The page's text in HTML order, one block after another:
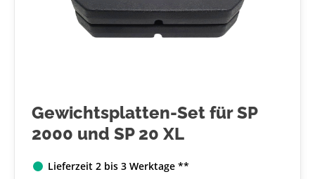
Gewichtsplatten-Set für SP
2000 und SP 20 XL
Lieferzeit 2 bis 3 Werktage **